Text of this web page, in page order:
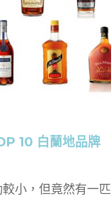
10 白蘭地品牌
小，但竟然有一匹